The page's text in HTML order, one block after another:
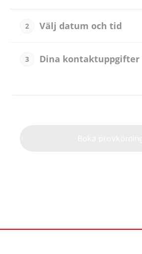
2 Välj datum och tid
3 Dina kontaktuppgifter